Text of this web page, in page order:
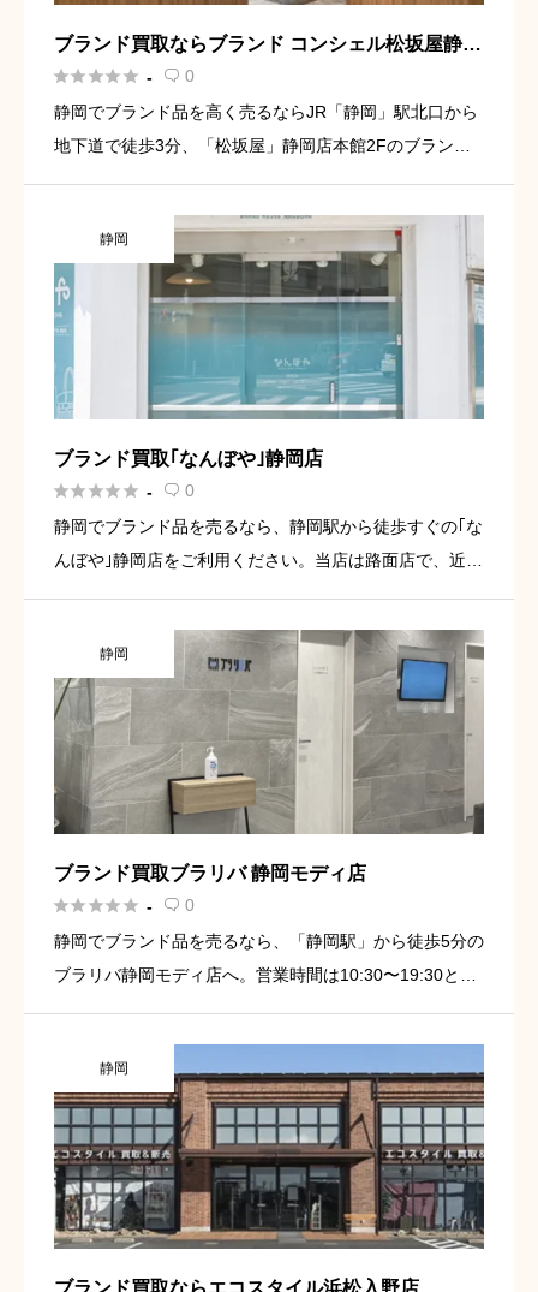
ブランド買取ならブランド コンシェル松坂屋静岡
店
 -  0
静岡でブランド品を高く売るならJR「静岡」駅北口から
地下道で徒歩3分、「松坂屋」静岡店本館2Fのブランド
もできるブランド品の買取店。事前にお電話やWEBでご
予約いただけ […]
静岡
ブランド買取｢なんぼや｣静岡店
 -  0
静岡でブランド品を売るなら、静岡駅から徒歩すぐの｢な
んぼや｣静岡店をご利用ください。当店は路面店で、近隣
や銀行があり、駅からとても近いです。エルメス、ル
イ・ヴィトン、シャ […]
静岡
ブランド買取ブラリバ 静岡モディ店
 -  0
静岡でブランド品を売るなら、「静岡駅」から徒歩5分の
ブラリバ静岡モディ店へ。営業時間は10:30〜19:30とな
はじめ、さまざまなブランド品を高価買取いたします。
査定後の […]
静岡